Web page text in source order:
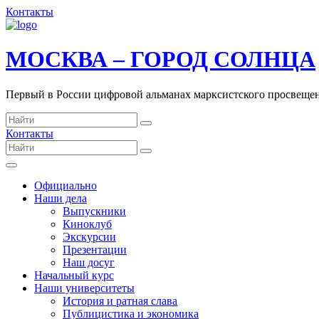
Контакты
МОСКВА – ГОРОД СОЛНЦА
Первый в России цифровой альманах марксистского
Контакты
Официально
Наши дела
Выпускники
Киноклуб
Экскурсии
Презентации
Наш досуг
Начальный курс
Наши университеты
История и ратная слава
Публицистика и экономика